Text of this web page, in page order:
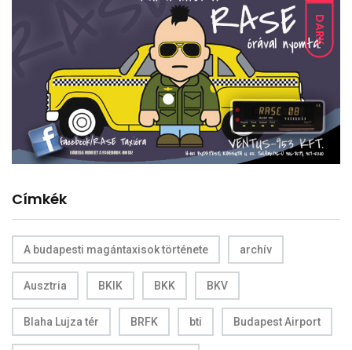
DARK
Címkék
A budapesti magántaxisok története archív
Ausztria BKIK BKK BKV
Blaha Lujza tér BRFK bti Budapest Airport